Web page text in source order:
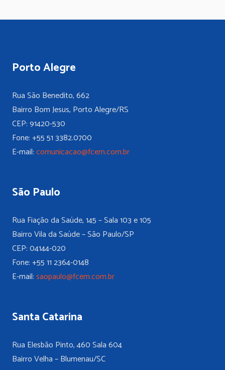
Porto Alegre
Rua São Benedito, 662
Bairro Bom Jesus, Porto Alegre/RS
CEP: 91420-530
Fone: +55 51 3382.0700
E-mail:comunicacao@fcem.com.br
São Paulo
Rua Fiação da Saúde, 145 – Sala 103 e 105
Bairro Vila da Saúde – São Paulo/SP
CEP: 04144-020
Fone: +55 11 2364-0148
E-mail:saopaulo@fcem.com.br
Santa Catarina
Rua Elesbão Pinto, 460 Sala 604
Bairro Velha – Blumenau/SC